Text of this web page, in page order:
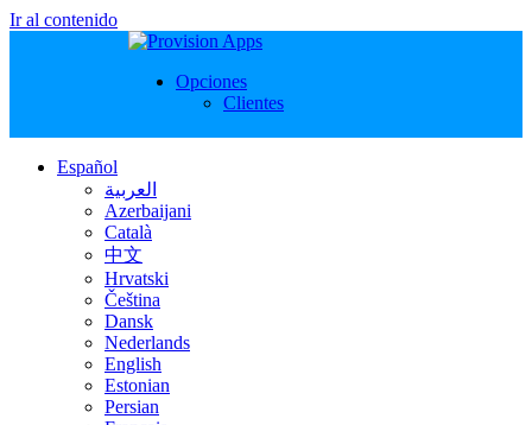
Ir al contenido
Opciones
Clientes
Español
العربية
Azerbaijani
Català
中文
Hrvatski
Čeština
Dansk
Nederlands
English
Estonian
Persian